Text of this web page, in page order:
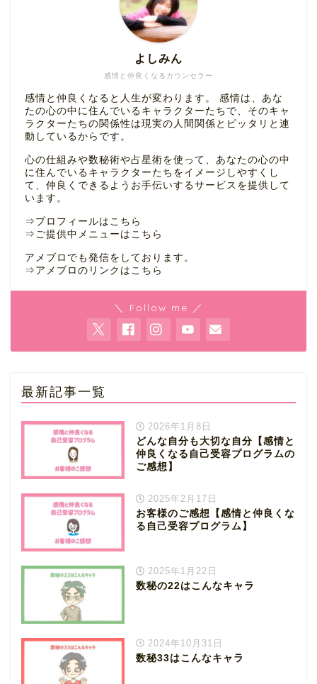
感情と仲良くなるカウンセラー
よしみん
感情と仲良くなると人生が変わります。 感情は、あな
たの心の中に住んでいるキャラクターたちで、そのキャ
ラクターたちの関係性は現実の人間関係とピッタリと連
動しているからです。
心の仕組みや数秘術や占星術を使って、あなたの心の中
に住んでいるキャラクターたちをイメージしやすくし
て、仲良くできるようお手伝いするサービスを提供して
います。
⇒ プロフィールはこちら
⇒ ご提供中メニューはこちら
アメブロでも発信をしております。
⇒ アメブロのリンクはこちら
＼ Follow me ／
最新記事一覧
2026年1月8日
どんな自分も大切な自分【感情と
仲良くなる自己受容プログラムの
ご感想】
2025年2月17日
お客様のご感想【感情と仲良くな
る自己受容プログラム】
2025年1月22日
数秘の22はこんなキャラ
2024年10月31日
数秘33はこんなキャラ